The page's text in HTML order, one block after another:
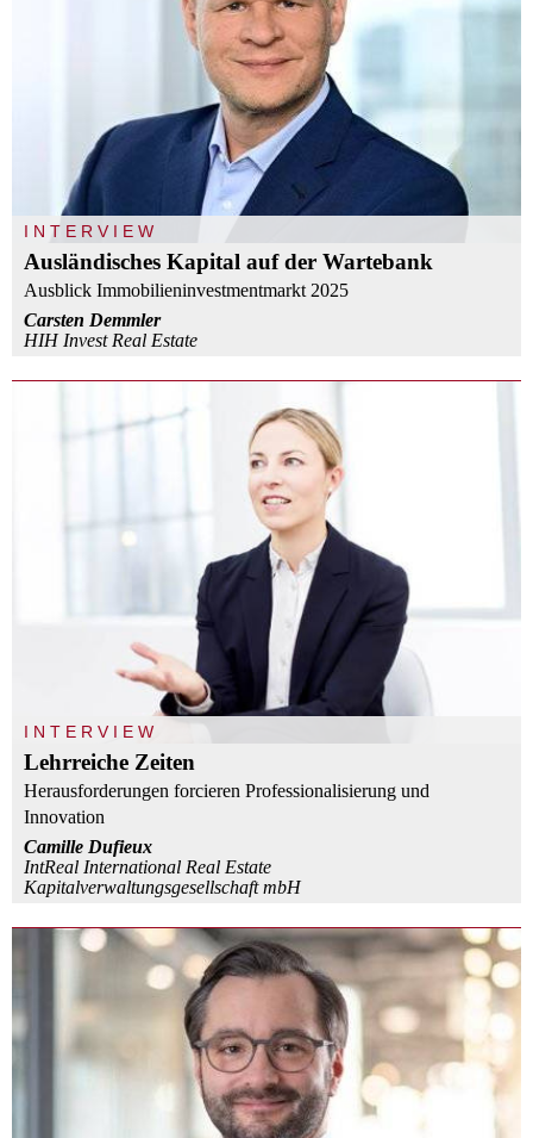
INTERVIEW
Ausländisches Kapital auf der Wartebank
Ausblick Immobilieninvestmentmarkt 2025
Carsten Demmler
HIH Invest Real Estate
INTERVIEW
Lehrreiche Zeiten
Herausforderungen forcieren Professionalisierung und
Innovation
Camille Dufieux
IntReal International Real Estate
Kapitalverwaltungsgesellschaft mbH